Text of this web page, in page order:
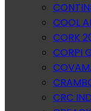
COOL
CORK
CORPI
CRC